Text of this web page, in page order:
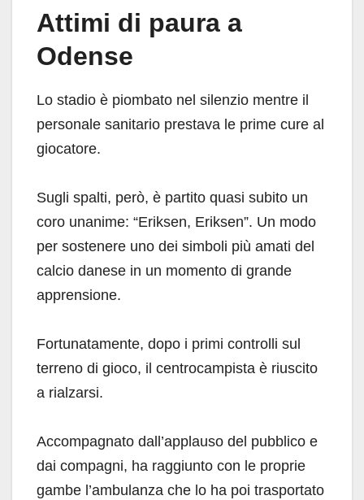
Attimi di paura a
Odense
Lo stadio è piombato nel silenzio mentre il
personale sanitario prestava le prime cure al
giocatore.
Sugli spalti, però, è partito quasi subito un
coro unanime: “Eriksen, Eriksen”. Un modo
per sostenere uno dei simboli più amati del
calcio danese in un momento di grande
apprensione.
Fortunatamente, dopo i primi controlli sul
terreno di gioco, il centrocampista è riuscito
a rialzarsi.
Accompagnato dall’applauso del pubblico e
dai compagni, ha raggiunto con le proprie
gambe l’ambulanza che lo ha poi trasportato